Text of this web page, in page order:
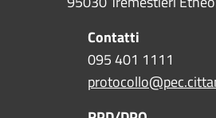
Contatti
095 401 1111